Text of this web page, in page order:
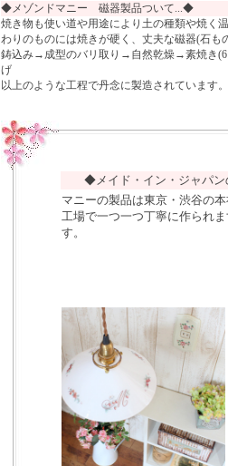
◆メゾンドマニー 磁器製品ついて...◆
焼き物も使い道や用途により土の種類や焼く
わりのものには焼きが硬く、丈夫な磁器(石も
鋳込み→成型のバリ取り→自然乾燥→素焼き
げ
以上のような工程で丹念に製造されています。
◆メイド・イン・ジャパ
マニーの製品は東京・渋谷の
工場で一つ一つ丁寧に作られ
す。